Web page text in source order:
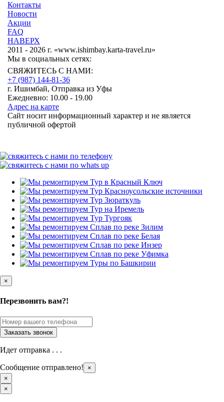
Контакты
Новости
Акции
FAQ
НАВЕРХ
2011 - 2026 г. «www.ishimbay.karta-travel.ru»
Мы в социальных сетях:
СВЯЖИТЕСЬ С НАМИ:
+7 (987) 144-81-36
г. Ишимбай, Отправка из Уфы
Ежедневно: 10.00 - 19.00
Адрес на карте
Сайт носит информационный характер и не является
публичной офертой
×
Перезвонить вам?!
Идет отправка . . .
Сообщение отправлено!
×
×
×